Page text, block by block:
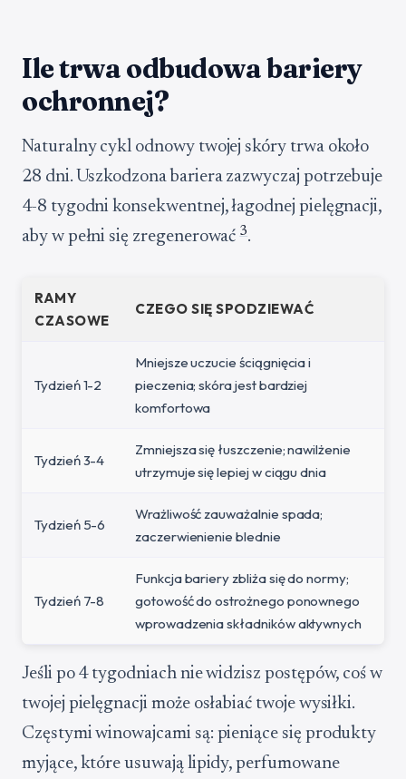
Ile trwa odbudowa bariery
ochronnej?
Naturalny cykl odnowy twojej skóry trwa około
28 dni. Uszkodzona bariera zazwyczaj potrzebuje
4-8 tygodni konsekwentnej, łagodnej pielęgnacji,
aby w pełni się zregenerować3.
RAMY
CZASOWE
CZEGO SIĘ SPODZIEWAĆ
Tydzień 1-2
Mniejsze uczucie ściągnięcia i
pieczenia; skóra jest bardziej
komfortowa
Tydzień 3-4
Zmniejsza się łuszczenie; nawilżenie
utrzymuje się lepiej w ciągu dnia
Tydzień 5-6
Wrażliwość zauważalnie spada;
zaczerwienienie blednie
Tydzień 7-8
Funkcja bariery zbliża się do normy;
gotowość do ostrożnego ponownego
wprowadzenia składników aktywnych
Jeśli po 4 tygodniach nie widzisz postępów, coś w
twojej pielęgnacji może osłabiać twoje wysiłki.
Częstymi winowajcami są: pieniące się produkty
myjące, które usuwają lipidy, perfumowane